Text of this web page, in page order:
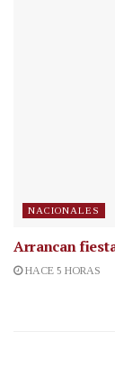
NACIONALES
Arrancan
HACE 5 HORAS